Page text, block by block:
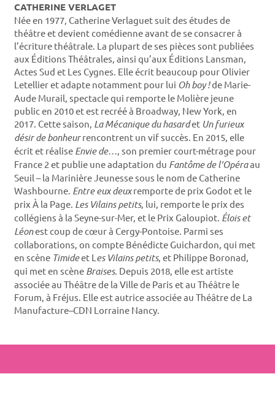
CATHERINE VERLAGET
Née en 1977, Catherine Verlaguet suit des études de
théâtre et devient comédienne avant de se consacrer à
l’écriture théâtrale. La plupart de ses pièces sont publiées
aux Éditions Théâtrales, ainsi qu’aux Éditions Lansman,
Actes Sud et Les Cygnes. Elle écrit beaucoup pour Olivier
Letellier et adapte notamment pour lui Oh boy !de Marie-
Aude Murail, spectacle qui remporte le Molière jeune
public en 2010 et est recréé à Broadway, New York, en
2017. Cette saison, La Mécanique du hasardet Un furieux
désir de bonheurrencontrent un vif succès. En 2015, elle
écrit et réalise Envie de…, son premier court-métrage pour
France 2 et publie une adaptation du Fantôme de l’Opéraau
Seuil – la Marinière Jeunesse sous le nom de Catherine
Washbourne. Entre eux deuxremporte de prix Godot et le
prix À la Page. Les Vilains petits, lui, remporte le prix des
collégiens à la Seyne-sur-Mer, et le Prix Galoupiot. Élois et
Léonest coup de cœur à Cergy-Pontoise. Parmi ses
collaborations, on compte Bénédicte Guichardon, qui met
en scène Timideet L es Vilains petits, et Philippe Boronad,
qui met en scène Braises. Depuis 2018, elle est artiste
associée au Théâtre de la Ville de Paris et au Théâtre le
Forum, à Fréjus. Elle est autrice associée au Théâtre de La
Manufacture–CDN Lorraine Nancy.